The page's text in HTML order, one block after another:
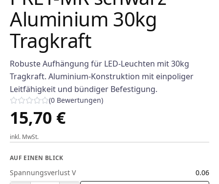
Aluminium 30kg
Tragkraft
Robuste Aufhängung für LED-Leuchten mit 30kg
Tragkraft. Aluminium-Konstruktion mit einpoliger
Leitfähigkeit und bündiger Befestigung.
(0 Bewertungen)
15,70 €
inkl. MwSt.
AUF EINEN BLICK
Spannungsverlust V 0.06